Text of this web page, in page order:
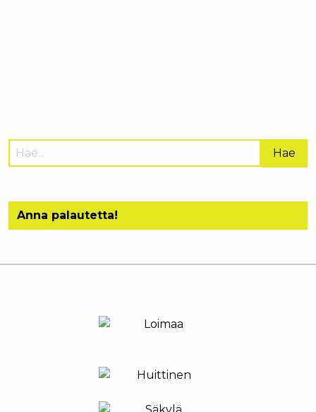
Hae
sivustolta:
Anna palautetta!